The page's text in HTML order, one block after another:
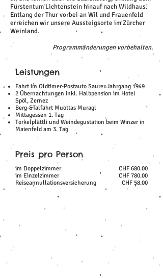
Fürstentum Lichtenstein hinauf nach Wildhaus.
Entlang der Thur vorbei an Wil und Frauenfeld
erreichen wir unsere Aussteigsorte im Zürcher
Weinland.
Programmänderungen vorbehalten.
Leistungen
Fahrt im Oldtimer-Postauto Saurer Jahrgang 1949
2 Übernachtungen inkl. Halbpension im Hotel
Spöl, Zernez
Berg-&Talfahrt Muottas Muragl
Mittagessen 1. Tag
Torkelplättli und Weindegustation beim Winzer in
Maienfeld am 3. Tag
Preis pro Person
im Doppelzimmer
im Einzelzimmer
Reiseannullationsversicherung
CHF 680.00
CHF 780.00
CHF 58.00